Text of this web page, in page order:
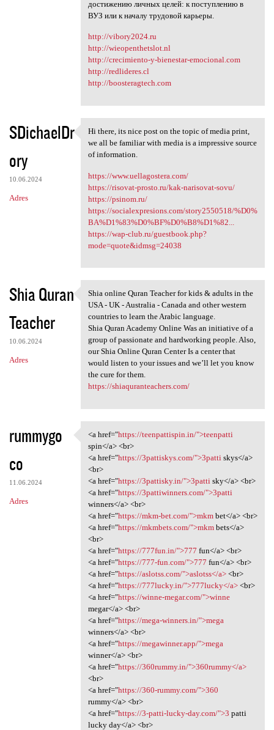
достижению личных целей: к поступлению в
ВУЗ или к началу трудовой карьеры.
http://vibory2024.ru
http://wieopenthetslot.nl
http://crecimiento-y-bienestar-emocional.com
http://redlideres.cl
http://boosteragtech.com
SDichaelDr
ory
10.06.2024
Adres
Hi there, its nice post on
Hi there, its nice post on the topic of media print,
we all be familiar with media is a impressive source
of information.
https://www.uellagostera.com/
https://risovat-prosto.ru/kak-narisovat-sovu/
https://psinom.ru/
https://socialexpresions.com/story2550518/%D0%
BA%D1%83%D0%BF%D0%B8%D1%82...
https://wap-club.ru/guestbook.php?
mode=quote&idmsg=24038
Shia Quran
Teacher
10.06.2024
Adres
Shia online Quran Teacher for
Shia online Quran Teacher for kids & adults in the
USA - UK - Australia - Canada and other western
countries to learn the Arabic language.
Shia Quran Academy Online Was an initiative of a
group of passionate and hardworking people. Also,
our Shia Online Quran Center Is a center that
would listen to your issues and we’ll let you know
the cure for them.
https://shiaquranteachers.com/
rummygo
co
11.06.2024
Adres
<a href="https:/
<a href="https://teenpattispin.in/">teenpatti
spin</a> <br>
<a href="https://3pattiskys.com/">3patti skys</a>
<br>
<a href="https://3pattisky.in/">3patti sky</a> <br>
<a href="https://3pattiwinners.com/">3patti
winners</a> <br>
<a href="https://mkm-bet.com/">mkmbet</a> <br>
<a href="https://mkmbets.com/">mkmbets</a>
<br>
<a href="https://777fun.in/">777 fun</a> <br>
<a href="https://777-fun.com/">777 fun</a> <br>
<a href="https://aslotss.com/">aslotss</a><br>
<a href="https://777lucky.in/">777lucky</a><br>
<a href="https://winne-megar.com/">winne
megar</a> <br>
<a href="https://mega-winners.in/">mega
winners</a> <br>
<a href="https://megawinner.app/">mega
winner</a> <br>
<a href="https://360rummy.in/">360rummy</a>
<br>
<a href="https://360-rummy.com/">360
rummy</a> <br>
<a href="https://3-patti-lucky-day.com/">3 patti
lucky day</a> <br>